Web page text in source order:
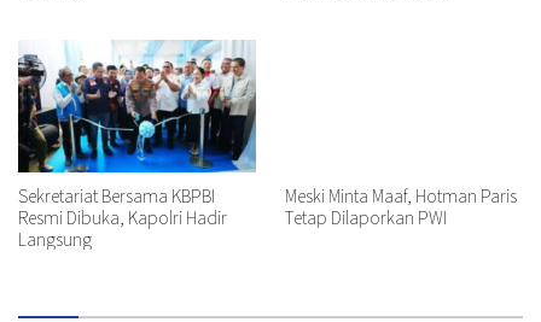
Sekretariat Bersama KBPBI
Resmi Dibuka, Kapolri Hadir
Langsung
Meski Minta Maaf, Hotman Paris
Tetap Dilaporkan PWI